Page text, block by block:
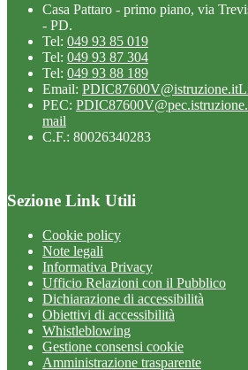
Casa Pattaro - primo piano, via
- PD.
Tel: 049 93 85 019
Tel: 049 93 87 304
Tel: 049 93 88 189
Email: PDIC87600V@istruzione.it
PEC:
mail
C.F.: 80026340283
Sezione Link Utili
Cookie policy
Note legali
Informativa Privacy
Ufficio Relazioni con il Pubblico
Dichiarazione di accessibilità
Obiettivi di accessibilità
Whistleblowing
Gestione consensi cookie
Amministrazione trasparente